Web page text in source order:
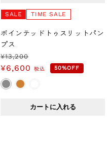
SALE TIME SALE
ポインテッドトゥスリットパン
プス
通
常
価
¥13,200
セ
ー
ル
¥6,600 税込 50%OFF
カートに入れる